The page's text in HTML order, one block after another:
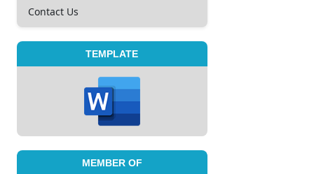
Contact Us
TEMPLATE
MEMBER OF